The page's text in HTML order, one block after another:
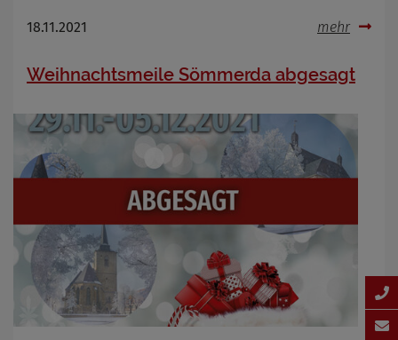
18.11.2021 mehr
Weihnachtsmeile Sömmerda abgesagt